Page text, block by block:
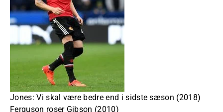
Jones: Vi skal være bedre end i sidste sæson (2018)
Ferguson roser Gibson (2010)